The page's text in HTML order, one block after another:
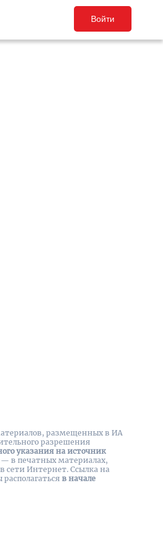
Войти
размещенных в ИА
разрешения
указания на источник
в печатных материалах,
сети Интернет. Ссылка на
в начале